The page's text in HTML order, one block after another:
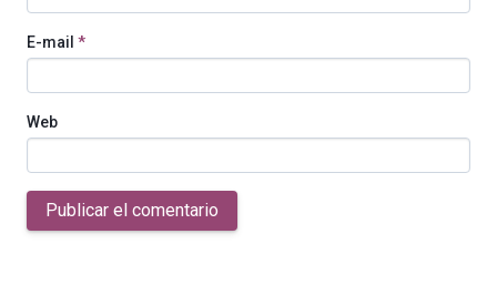
E-mail *
Web
Publicar el comentario